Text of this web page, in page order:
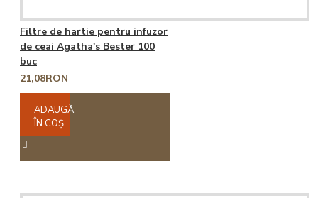
Filtre de hartie pentru infuzor
de ceai Agatha's Bester 100
buc
21,08RON
ADAUGĂ
ÎN COŞ